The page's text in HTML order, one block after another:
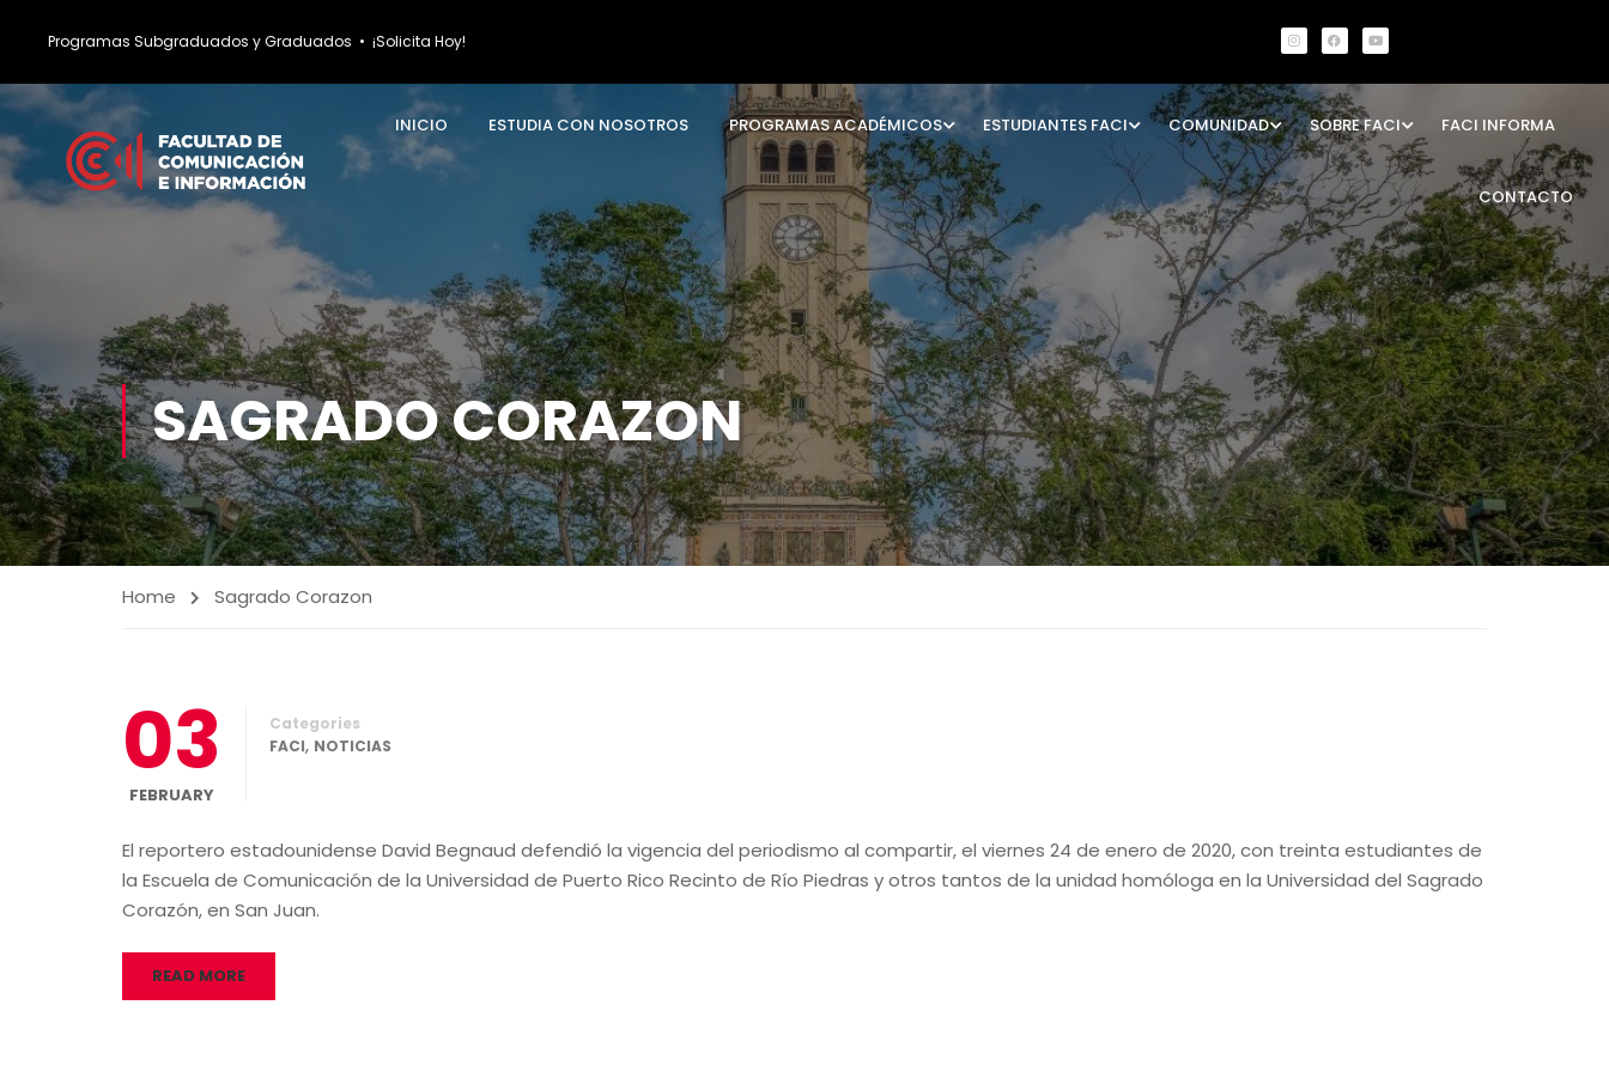
Programas Subgraduados y Graduados • ¡Solicita Hoy!
INICIO ESTUDIA CON NOSOTROS PROGRAMAS ACADÉMICOS ESTUDIANTES FACI COMUNIDAD SOBRE FACI FACI INFORMA
CONTACTO
SAGRADO CORAZON
Home Sagrado Corazon
03
FEBRUARY
Categories
FACI, NOTICIAS
El reportero estadounidense David Begnaud defendió la vigencia del periodismo al compartir, el viernes 24 de enero de 2020, con treinta estudiantes de
la Escuela de Comunicación de la Universidad de Puerto Rico Recinto de Río Piedras y otros tantos de la unidad homóloga en la Universidad del Sagrado
Corazón, en San Juan.
READ MORE